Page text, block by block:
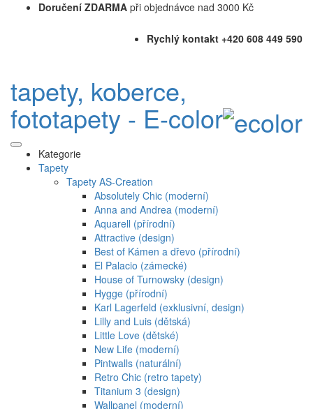
Doručení ZDARMA při objednávce nad 3000 Kč
Rychlý kontakt +420 608 449 590
tapety, koberce,
fototapety - E-color
Kategorie
Tapety
Tapety AS-Creation
Absolutely Chic (moderní)
Anna and Andrea (moderní)
Aquarell (přírodní)
Attractive (design)
Best of Kámen a dřevo (přírodní)
El Palacio (zámecké)
House of Turnowsky (design)
Hygge (přírodní)
Karl Lagerfeld (exklusivní, design)
Lilly and Luis (dětská)
Little Love (dětské)
New Life (moderní)
Pintwalls (naturální)
Retro Chic (retro tapety)
Titanium 3 (design)
Wallpanel (moderní)